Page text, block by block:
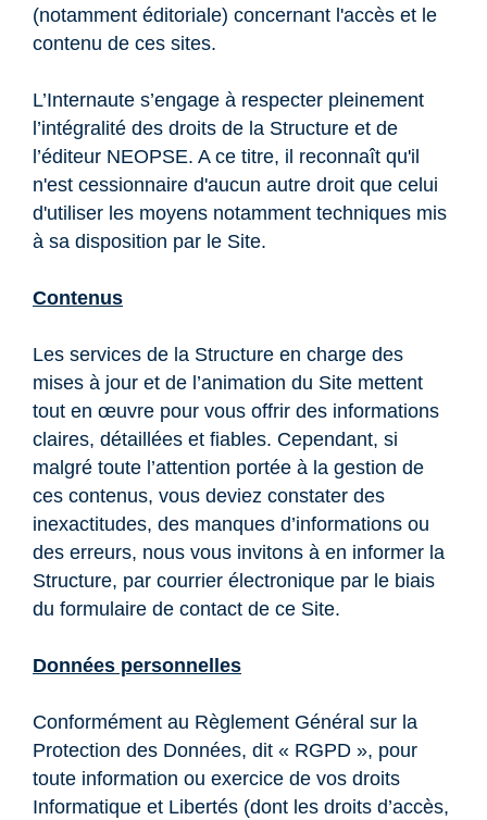
(notamment éditoriale) concernant l'accès et le
contenu de ces sites.
L’Internaute s’engage à respecter pleinement
l’intégralité des droits de la Structure et de
l’éditeur NEOPSE. A ce titre, il reconnaît qu'il
n'est cessionnaire d'aucun autre droit que celui
d'utiliser les moyens notamment techniques mis
à sa disposition par le Site.
Contenus
Les services de la Structure en charge des
mises à jour et de l’animation du Site mettent
tout en œuvre pour vous offrir des informations
claires, détaillées et fiables. Cependant, si
malgré toute l’attention portée à la gestion de
ces contenus, vous deviez constater des
inexactitudes, des manques d’informations ou
des erreurs, nous vous invitons à en informer la
Structure, par courrier électronique par le biais
du formulaire de contact de ce Site.
Données personnelles
Conformément au Règlement Général sur la
Protection des Données, dit « RGPD », pour
toute information ou exercice de vos droits
Informatique et Libertés (dont les droits d’accès,